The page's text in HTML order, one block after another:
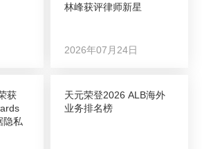
林峰获评律师新星
2026年07月24日
获
隐私
天元荣登2026 ALB海外
业务排名榜